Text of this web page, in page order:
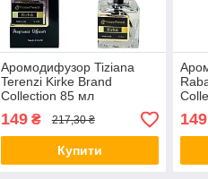
Аромодифузор Tiziana
Terenzi Kirke Brand
Collection 85 мл
149₴ 217,30 ₴
Купити
149